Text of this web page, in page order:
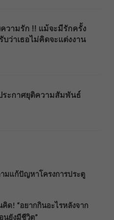
วามรัก !! แม้จะมีรักครั้ง
ว่าเธอไม่คิดจะแต่งงาน
ระกาศยุติความสัมพันธ์
มแก้ปัญหาโครงการประตู
คิด! “อยากกินอะไรหลังจาก
นยังมีชีวิต”